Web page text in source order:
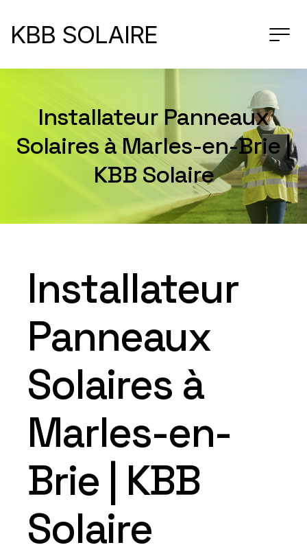
KBB SOLAIRE
Installateur Panneaux
Solaires à Marles-en-Brie |
KBB Solaire
Installateur
Panneaux
Solaires à
Marles-en-
Brie | KBB
Solaire